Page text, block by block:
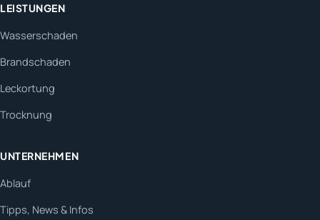
LEISTUNGEN
Wasserschaden
Brandschaden
Leckortung
Trocknung
UNTERNEHMEN
Ablauf
Tipps, News & Infos